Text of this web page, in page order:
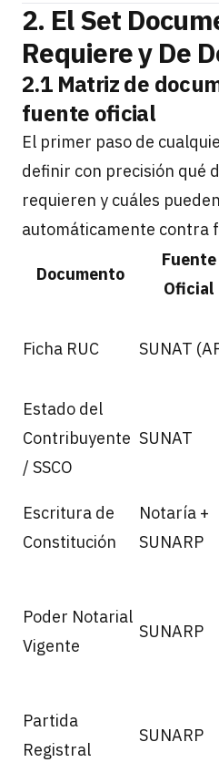
2. El Set
Requiere y De
2.1 Matriz de
fuente oficial
El primer paso de
definir con precisión qué
requieren y cuáles
automáticamente contra
Documento
Fuente
Oficial
Ficha RUC SUNAT
Estado del
Contribuyente
/ SSCO
SUNAT
Escritura de
Constitución
Notaría +
SUNARP
Poder Notarial
Vigente
SUNARP
Partida
Registral
SUNARP